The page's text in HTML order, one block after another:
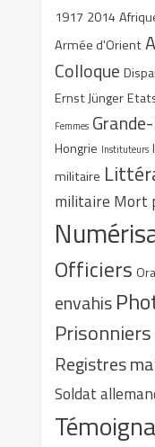
1917 2014
Armée d'Orient
Colloque
Ernst Jünger
Femmes
Hongrie Instituteurs
militaire
militaire Mort
Officiers
envahis
Registres
Soldat